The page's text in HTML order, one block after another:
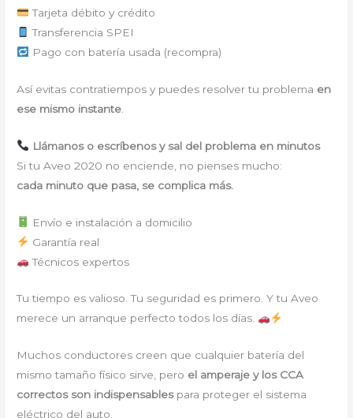
Tarjeta débito y crédito
Transferencia SPEI
Pago con batería usada (recompra)
Así evitas contratiempos y puedes resolver tu problema en
ese mismo instante
Llámanos o escríbenos y sal del problema en minutos
Si tu Aveo 2020 no enciende, no pienses mucho:
cada minuto que pasa, se complica más.
Envío e instalación a domicilio
Garantía real
Técnicos expertos
Tu tiempo es valioso. Tu seguridad es primero. Y tu Aveo
merece un arranque perfecto todos los días.
Muchos conductores creen que cualquier batería del
mismo tamaño físico sirve, pero el amperaje y los CCA
correctos son indispensablespara proteger el sistema
eléctrico del auto.